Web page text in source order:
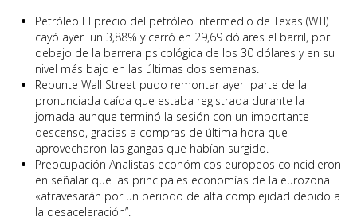
Petróleo El precio del petróleo intermedio de Texas (WTI)
cayó ayer un 3,88% y cerró en 29,69 dólares el barril, por
debajo de la barrera psicológica de los 30 dólares y en su
nivel más bajo en las últimas dos semanas.
Repunte Wall Street pudo remontar ayer parte de la
pronunciada caída que estaba registrada durante la
jornada aunque terminó la sesión con un importante
descenso, gracias a compras de última hora que
aprovecharon las gangas que habían surgido.
Preocupación Analistas económicos europeos coincidieron
en señalar que las principales economías de la eurozona
«atravesarán por un periodo de alta complejidad debido a
la desaceleración”.